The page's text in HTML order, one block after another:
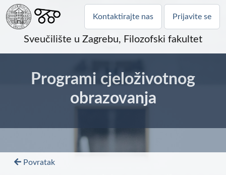
Kontaktirajte nas Prijavite se
Sveučilište u Zagrebu, Filozofski fakultet
Programi cjeloživotnog
obrazovanja
Povratak